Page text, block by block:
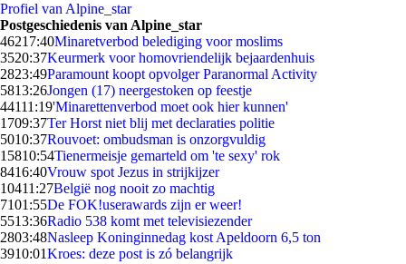
Profiel van Alpine_star
Postgeschiedenis van Alpine_star
46217:40Minaretverbod belediging voor moslims
3520:37Keurmerk voor homovriendelijk bejaardenhuis
2823:49Paramount koopt opvolger Paranormal Activity
5813:26Jongen (17) neergestoken op feestje
44111:19'Minarettenverbod moet ook hier kunnen'
1709:37Ter Horst niet blij met declaraties politie
5010:37Rouvoet: ombudsman is onzorgvuldig
15810:54Tienermeisje gemarteld om 'te sexy' rok
8416:40Vrouw spot Jezus in strijkijzer
10411:27België nog nooit zo machtig
7101:55De FOK!userawards zijn er weer!
5513:36Radio 538 komt met televisiezender
2803:48Nasleep Koninginnedag kost Apeldoorn 6,5 ton
3910:01Kroes: deze post is zó belangrijk